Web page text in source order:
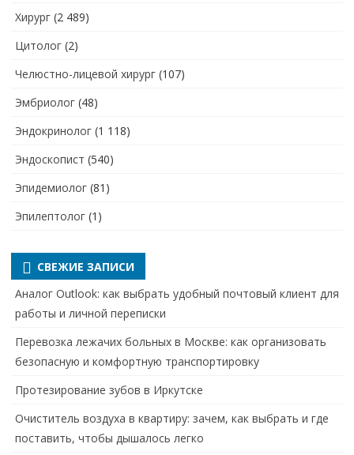
Хирург (2 489)
Цитолог (2)
Челюстно-лицевой хирург (107)
Эмбриолог (48)
Эндокринолог (1 118)
Эндоскопист (540)
Эпидемиолог (81)
Эпилептолог (1)
СВЕЖИЕ ЗАПИСИ
Аналог Outlook: как выбрать удобный почтовый клиент для
работы и личной переписки
Перевозка лежачих больных в Москве: как организовать
безопасную и комфортную транспортировку
Протезирование зубов в Иркутске
Очиститель воздуха в квартиру: зачем, как выбрать и где
поставить, чтобы дышалось легко